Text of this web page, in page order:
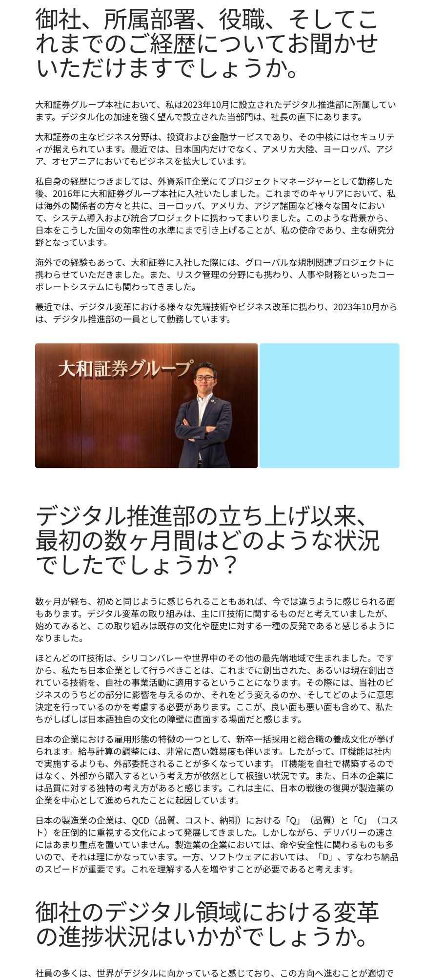
御社、所属部署、役職、そしてこ
れまでのご経歴についてお聞かせ
いただけますでしょうか。
大和証券グループ本社において、私は2023年10月に設立されたデジタル推進部に所属してい
ます。デジタル化の加速を強く望んで設立された当部門は、社長の直下にあります。
大和証券の主なビジネス分野は、投資および金融サービスであり、その中核にはセキュリテ
ィが据えられています。最近では、日本国内だけでなく、アメリカ大陸、ヨーロッパ、アジ
ア、オセアニアにおいてもビジネスを拡大しています。
私自身の経歴につきましては、外資系IT企業にてプロジェクトマネージャーとして勤務した
後、2016年に大和証券グループ本社に入社いたしました。これまでのキャリアにおいて、私
は海外の関係者の方々と共に、ヨーロッパ、アメリカ、アジア諸国など様々な国々におい
て、システム導入および統合プロジェクトに携わってまいりました。このような背景から、
日本をこうした国々の効率性の水準にまで引き上げることが、私の使命であり、主な研究分
野となっています。
海外での経験もあって、大和証券に入社した際には、グローバルな規制関連プロジェクトに
携わらせていただきました。また、リスク管理の分野にも携わり、人事や財務といったコー
ポレートシステムにも関わってきました。
最近では、デジタル変革における様々な先端技術やビジネス改革に携わり、2023年10月から
は、デジタル推進部の一員として勤務しています。
デジタル推進部の立ち上げ以来、
最初の数ヶ月間はどのような状況
でしたでしょうか？
数ヶ月が経ち、初めと同じように感じられることもあれば、今では違うように感じられる面
もあります。デジタル変革の取り組みは、主にIT技術に関するものだと考えていましたが、
始めてみると、この取り組みは既存の文化や歴史に対する一種の反発であると感じるように
なりました。
ほとんどのIT技術は、シリコンバレーや世界中のその他の最先端地域で生まれました。です
から、私たち日本企業として行うべきことは、これまでに創出された、あるいは現在創出さ
れている技術を、自社の事業活動に適用するということになります。その際には、当社のビ
ジネスのうちどの部分に影響を与えるのか、それをどう変えるのか、そしてどのように意思
決定を行っているのかを考慮する必要があります。ここが、良い面も悪い面も含めて、私た
ちがしばしば日本語独自の文化の障壁に直面する場面だと感じます。
日本の企業における雇用形態の特徴の一つとして、新卒一括採用と総合職の養成文化が挙げ
られます。給与計算の調整には、非常に高い難易度も伴います。したがって、IT機能は社内
で実施するよりも、外部委託されることが多くなっています。 IT機能を自社で構築するので
はなく、外部から購入するという考え方が依然として根強い状況です。また、日本の企業に
は品質に対する独特の考え方があると感じます。これは主に、日本の戦後の復興が製造業の
企業を中心として進められたことに起因しています。
日本の製造業の企業は、QCD（品質、コスト、納期）における「Q」（品質）と「C」（コス
ト）を圧倒的に重視する文化によって発展してきました。しかしながら、デリバリーの速さ
にはあまり重点を置いていません。製造業の企業においては、命や安全性に関わるものも多
いので、それは理にかなっています。一方、ソフトウェアにおいては、「D」、すなわち納品
のスピードが重要です。これを理解する人を増やすことが必要であると考えます。
御社のデジタル領域における変革
の進捗状況はいかがでしょうか。
社員の多くは、世界がデジタルに向かっていると感じており、この方向へ進むことが適切で